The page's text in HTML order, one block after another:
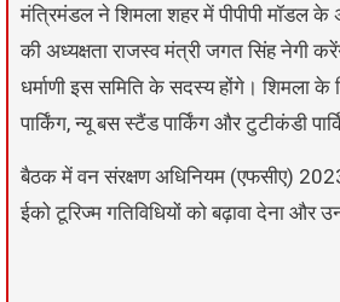
मंत्रिमंडल ने शिमला शहर में पीपीपी मॉडल
की अध्यक्षता राजस्व मंत्री जगत सिंह नेगी
धर्माणी इस समिति के सदस्य होंगे। शिमला के
पार्किंग, न्यू बस स्टैंड पार्किंग और टुटीकंडी
बैठक में वन संरक्षण अधिनियम (एफसीए)
ईको टूरिज्म गतिविधियों को बढ़ावा देना और